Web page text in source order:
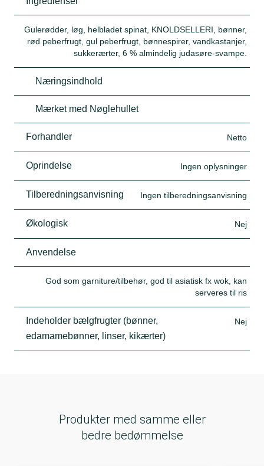
Gulerødder, løg, helbladet spinat, KNOLDSELLERI, bønner,
rød peberfrugt, gul peberfrugt, bønnespirer, vandkastanjer,
sukkerærter, 6 % almindelig judasøre-svampe.
Næringsindhold
Mærket med Nøglehullet
Forhandler Netto
Oprindelse Ingen oplysninger
Tilberedningsanvisning Ingen tilberedningsanvisning
Økologisk Nej
Anvendelse
God som garniture/tilbehør, god til asiatisk fx wok, kan
serveres til ris
Indeholder bælgfrugter (bønner,
edamamebønner, linser, kikærter)
Nej
Produkter med samme eller
bedre bedømmelse